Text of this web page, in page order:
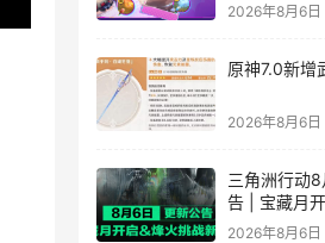
2026年8月6日
原神7.0新增
2026年8月6日
三角洲行动
告 | 宝藏月
战新赛段！
2026年8月6日